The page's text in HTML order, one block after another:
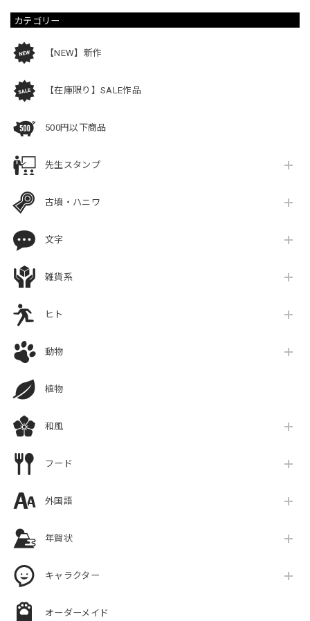
カテゴリー
【NEW】新作
【在庫限り】SALE作品
500円以下商品
先生スタンプ
古墳・ハニワ
文字
雑貨系
ヒト
動物
植物
和風
フード
外国語
年賀状
キャラクター
オーダーメイド